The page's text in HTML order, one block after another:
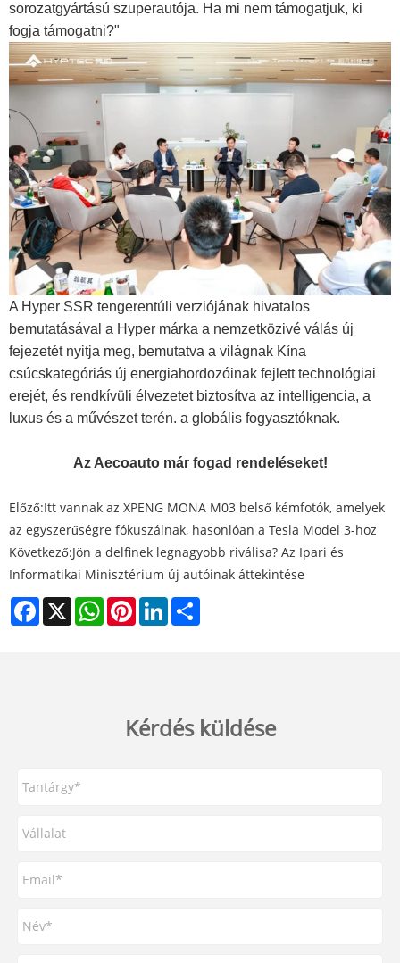
sorozatgyártású szuperautója. Ha mi nem támogatjuk, ki
fogja támogatni?"
A Hyper SSR tengerentúli verziójának hivatalos
bemutatásával a Hyper márka a nemzetközivé válás új
fejezetét nyitja meg, bemutatva a világnak Kína
csúcskategóriás új energiahordozóinak fejlett technológiai
erejét, és rendkívüli élvezetet biztosítva az intelligencia, a
luxus és a művészet terén. a globális fogyasztóknak.
Az Aecoauto már fogad rendeléseket!
Előző:Itt vannak az XPENG MONA M03 belső kémfotók, amelyek
az egyszerűségre fókuszálnak, hasonlóan a Tesla Model 3-hoz
Következő:Jön a delfinek legnagyobb riválisa? Az Ipari és
Informatikai Minisztérium új autóinak áttekintése
Facebook
X WhatsAppPinterestLinkedIn
Kérdés küldése